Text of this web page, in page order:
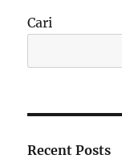
Cari
Recent Posts